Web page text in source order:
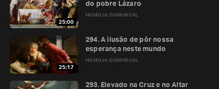
25:00
HOMILIA DOMINICAL
do pobre Lázaro
25:17
HOMILIA DOMINICAL
294. A ilusão de pôr nossa
esperança neste mundo
293. Elevado na Cruz e no Altar